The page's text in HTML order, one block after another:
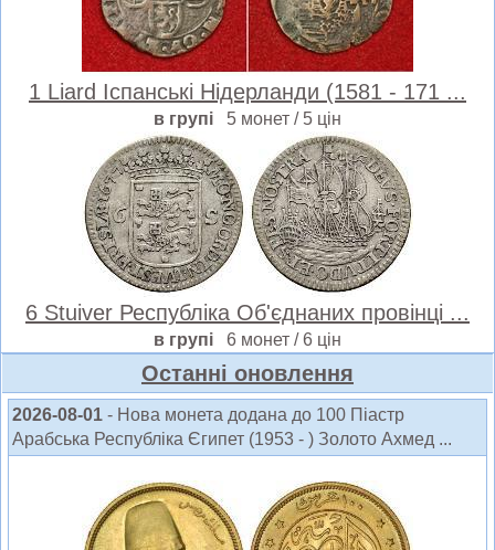
1 Liard Іспанські Нідерланди (1581 - 171 ...
в групі 5 монет / 5 цін
6 Stuiver Республіка Об'єднаних провінці ...
в групі 6 монет / 6 цін
Oстанні оновлення
2026-08-01 - Нова монета додана до 100 Піастр
Арабська Республіка Єгипет (1953 - ) Золото Ахмед ...